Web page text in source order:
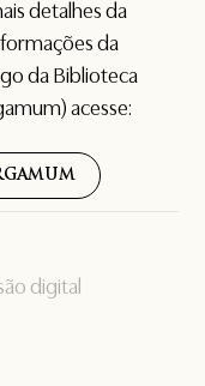
digital
detalhes da
da
da Biblioteca
acesse: